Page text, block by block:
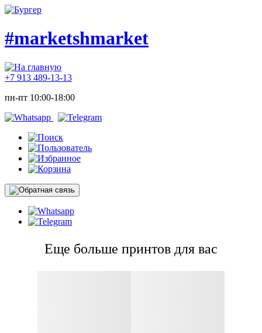
#marketshmarket
+7 913 489-13-13
пн-пт 10:00-18:00
Еще больше принтов для вас